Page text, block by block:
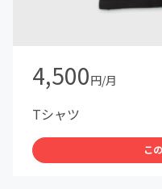
4,500円/月
Tシャツ
こ